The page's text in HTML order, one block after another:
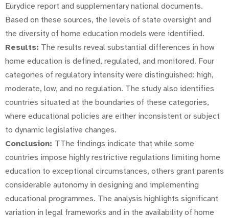
Eurydice report and supplementary national documents.
Based on these sources, the levels of state oversight and
the diversity of home education models were identified.
Results: The results reveal substantial differences in how
home education is defined, regulated, and monitored. Four
categories of regulatory intensity were distinguished: high,
moderate, low, and no regulation. The study also identifies
countries situated at the boundaries of these categories,
where educational policies are either inconsistent or subject
to dynamic legislative changes.
Conclusion: TThe findings indicate that while some
countries impose highly restrictive regulations limiting home
education to exceptional circumstances, others grant parents
considerable autonomy in designing and implementing
educational programmes. The analysis highlights significant
variation in legal frameworks and in the availability of home